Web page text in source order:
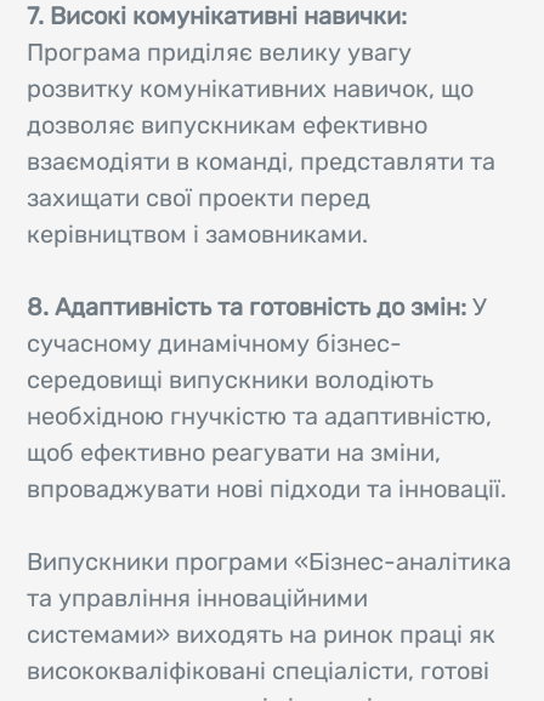
7. Високі комунікативні навички:
Програма приділяє велику увагу
розвитку комунікативних навичок, що
дозволяє випускникам ефективно
взаємодіяти в команді, представляти та
захищати свої проекти перед
керівництвом і замовниками.
8. Адаптивність та готовність до змін: У
сучасному динамічному бізнес-
середовищі випускники володіють
необхідною гнучкістю та адаптивністю,
щоб ефективно реагувати на зміни,
впроваджувати нові підходи та інновації.
Випускники програми «Бізнес-аналітика
та управління інноваційними
системами» виходять на ринок праці як
висококваліфіковані спеціалісти, готові